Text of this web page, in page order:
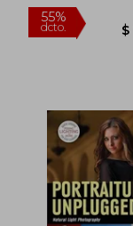
55%
dcto.